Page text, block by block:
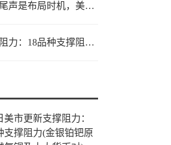
机构：黄金回调接近尾声是布局时机，美元后市或走弱转为利多因素
8月6日美市更新支撑阻力：18品种支撑阻力(金银铂钯原油天然气铜及十大货币对)
美市更新支撑阻力：
支撑阻力(金银铂钯原